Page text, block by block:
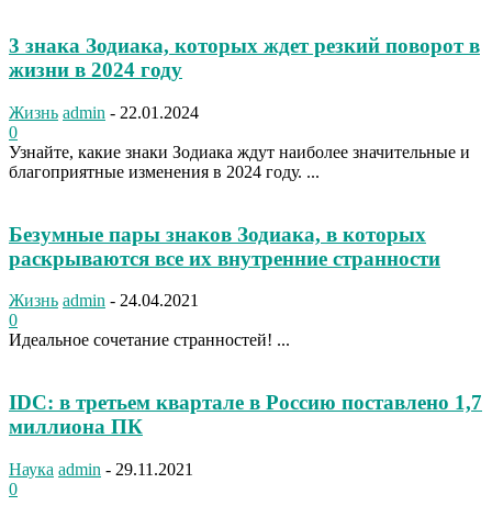
3 знака Зодиака, которых ждет резкий поворот в
жизни в 2024 году
Жизнь admin - 22.01.2024
0
Узнайте, какие знаки Зодиака ждут наиболее значительные и
благоприятные изменения в 2024 году. ...
Безумные пары знаков Зодиака, в которых
раскрываются все их внутренние странности
Жизнь admin - 24.04.2021
0
Идеальное сочетание странностей! ...
IDC: в третьем квартале в Россию поставлено 1,7
миллиона ПК
Наука admin - 29.11.2021
0